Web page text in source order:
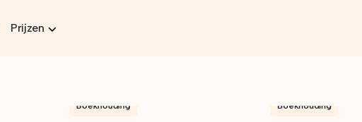
Prijzen
Boekhouding Boekhouding